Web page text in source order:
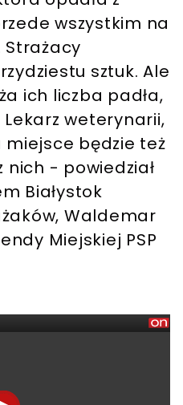
wszystkim na
Strażacy
sztuk. Ale
ich liczba padła,
weterynarii,
miejsce będzie też
nich - powiedział
Białystok
Waldemar
Miejskiej PSP